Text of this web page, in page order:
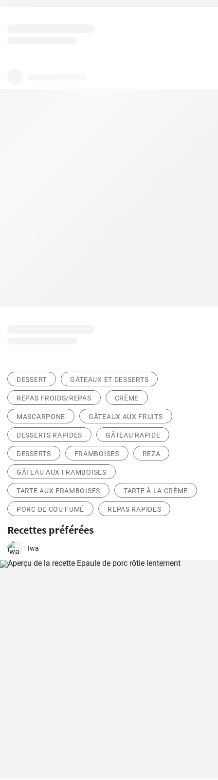
DESSERT GÂTEAUX ET DESSERTS
REPAS FROIDS/REPAS CRÈME
MASCARPONE GÂTEAUX AUX FRUITS
DESSERTS RAPIDES GÂTEAU RAPIDE
DESSERTS FRAMBOISES REZA
GÂTEAU AUX FRAMBOISES
TARTE AUX FRAMBOISES TARTE À LA CRÈME
PORC DE COU FUMÉ REPAS RAPIDES
Recettes préférées
Iwa